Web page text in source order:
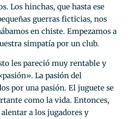
Los hinchas, que hasta ese
guerras ficticias, nos
en chiste. Empezamos a
simpatía por un club.
les pareció muy rentable y
La pasión del
por una pasión. El juguete se
como la vida. Entonces,
a los jugadores y